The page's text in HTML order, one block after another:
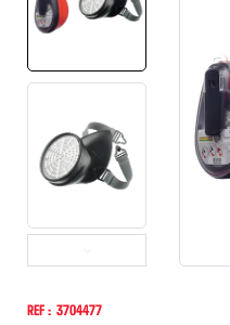
REF : 3704477